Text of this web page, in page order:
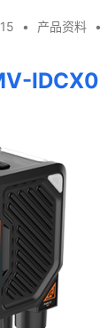
• 产品资料 •